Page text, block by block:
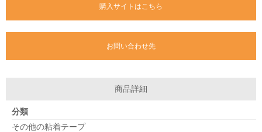
購入サイトはこちら
お問い合わせ先
商品詳細
分類
その他の粘着テープ